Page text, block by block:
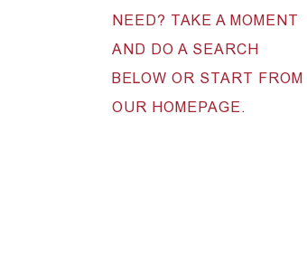
NEED? TAKE A MOMENT
AND DO A SEARCH
BELOW OR START FROM
OUR HOMEPAGE .